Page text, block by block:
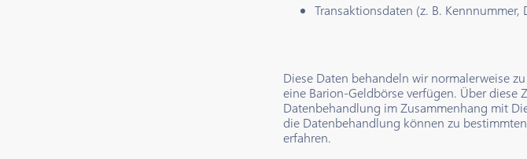
Transaktionsdaten (z. B.
Diese Daten behandeln wir normalerweise
eine Barion-Geldbörse verfügen. Über diese
Datenbehandlung im Zusammenhang mit
die Datenbehandlung können zu
erfahren.